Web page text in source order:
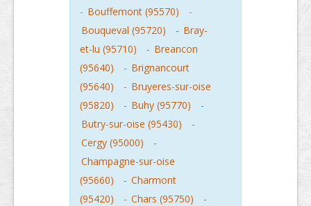
- Bouffemont (95570)
-
Bouqueval (95720)
- Bray-
et-lu (95710)
- Breancon
(95640)
- Brignancourt
(95640)
- Bruyeres-sur-oise
(95820)
- Buhy (95770)
-
Butry-sur-oise (95430)
-
Cergy (95000)
-
Champagne-sur-oise
(95660)
- Charmont
(95420)
- Chars (95750)
-